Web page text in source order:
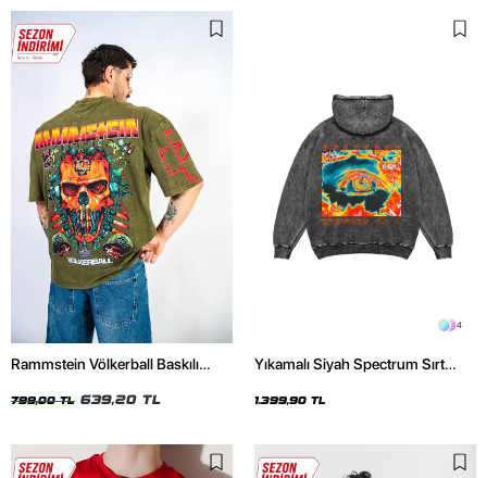
Rammstein Völkerball Baskılı
Tshirt
799,00 TL 639,20 TL
4
Yıkamalı Siyah Spectrum Sırt
1.399,90 TL